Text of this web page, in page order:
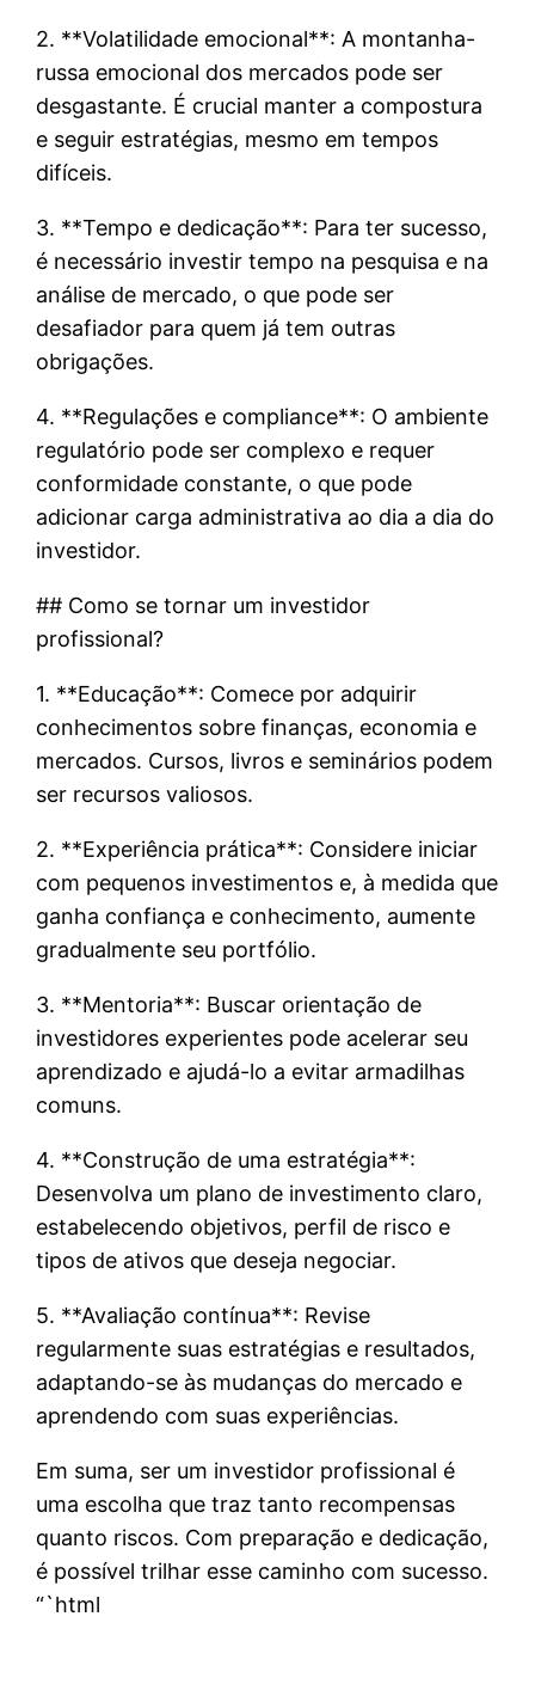
2. **Volatilidade emocional**: A montanha-
russa emocional dos mercados pode ser
desgastante. É crucial manter a compostura
e seguir estratégias, mesmo em tempos
difíceis.
3. **Tempo e dedicação**: Para ter sucesso,
é necessário investir tempo na pesquisa e na
análise de mercado, o que pode ser
desafiador para quem já tem outras
obrigações.
4. **Regulações e compliance**: O ambiente
regulatório pode ser complexo e requer
conformidade constante, o que pode
adicionar carga administrativa ao dia a dia do
investidor.
## Como se tornar um investidor
profissional?
1. **Educação**: Comece por adquirir
conhecimentos sobre finanças, economia e
mercados. Cursos, livros e seminários podem
ser recursos valiosos.
2. **Experiência prática**: Considere iniciar
com pequenos investimentos e, à medida que
ganha confiança e conhecimento, aumente
gradualmente seu portfólio.
3. **Mentoria**: Buscar orientação de
investidores experientes pode acelerar seu
aprendizado e ajudá-lo a evitar armadilhas
comuns.
4. **Construção de uma estratégia**:
Desenvolva um plano de investimento claro,
estabelecendo objetivos, perfil de risco e
tipos de ativos que deseja negociar.
5. **Avaliação contínua**: Revise
regularmente suas estratégias e resultados,
adaptando-se às mudanças do mercado e
aprendendo com suas experiências.
Em suma, ser um investidor profissional é
uma escolha que traz tanto recompensas
quanto riscos. Com preparação e dedicação,
é possível trilhar esse caminho com sucesso.
“`html